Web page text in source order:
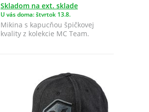
Skladom na ext. sklade
U vás doma: štvrtok 13.8.
Mikina s kapucňou špičkovej
kvality z kolekcie MC Team.